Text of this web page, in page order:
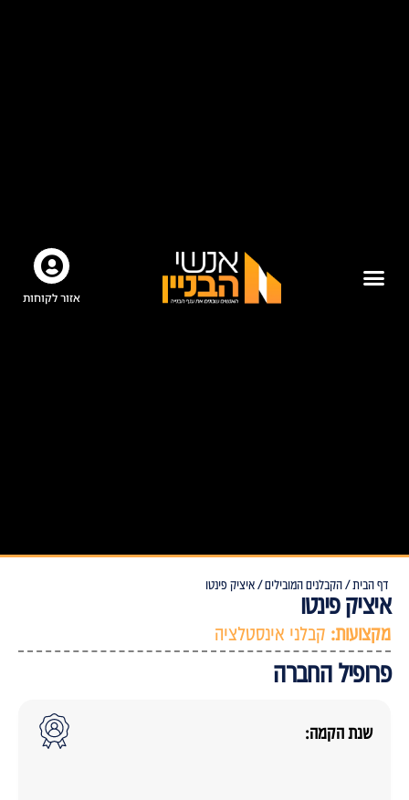
אזור לקוחות
דף הבית /הקבלנים המובילים /איציק פינטו
איציק פינטו
מקצועות: קבלני אינסטלציה
פרופיל החברה
שנת הקמה: